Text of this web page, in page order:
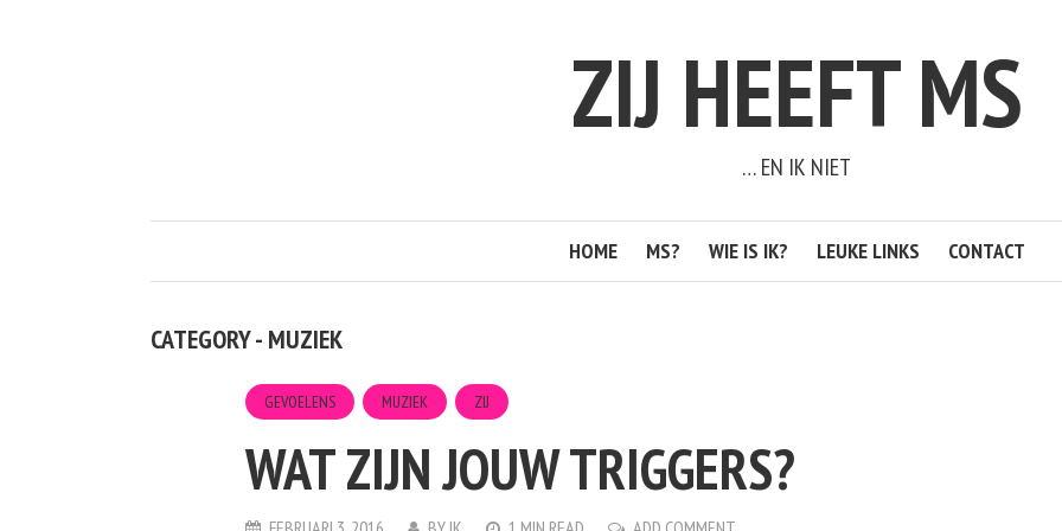
ZIJ HEEFT MS
… EN IK NIET
HOME MS? WIE IS IK? LEUKE LINKS CONTACT
CATEGORY - MUZIEK
GEVOELENS MUZIEK ZIJ
WAT ZIJN JOUW TRIGGERS?